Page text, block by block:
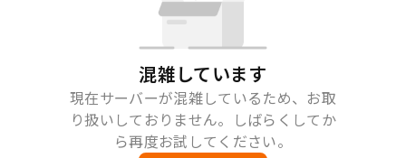
混雑しています
現在サーバーが混雑しているため、お取
り扱いしておりません。しばらくしてか
ら再度お試してください。